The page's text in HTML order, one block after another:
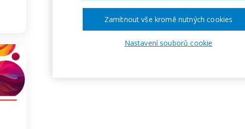
Nastavení souborů cookie
Zamítnout vše kromě nutných cookies